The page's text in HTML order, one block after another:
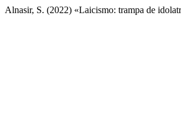
Alnasir, S. (2022) «Laicismo: trampa de